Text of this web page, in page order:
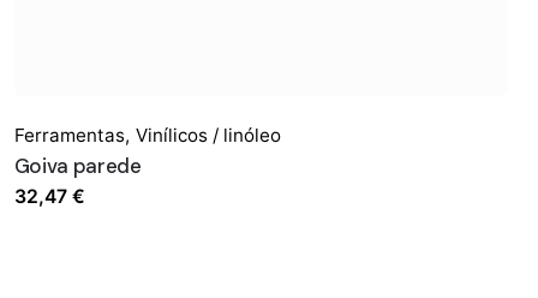
Ferramentas, Vinílicos / linóleo
Goiva parede
32,47 €